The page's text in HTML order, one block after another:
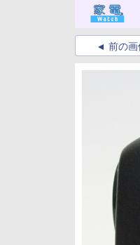
前の画